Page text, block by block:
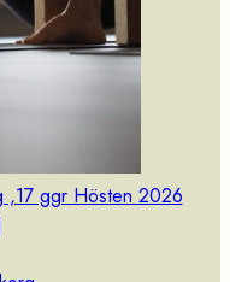
,17 ggr Hösten 2026